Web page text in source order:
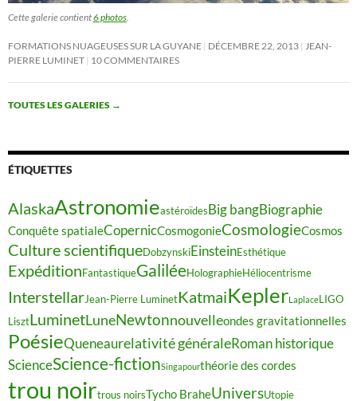
Cette galerie contient6 photos
FORMATIONS NUAGEUSES SUR LA GUYANE DÉCEMBRE 22, 2013
JEAN-
PIERRE LUMINET 10 COMMENTAIRES
TOUTES LES GALERIES →
ÉTIQUETTES
AlaskaAstronomieastéroïdesBig bangBiographie
Conquête spatialeCopernicCosmogonieCosmologieCosmos
Culture scientifiqueDobzynskiEinsteinEsthétique
ExpéditionFantastiqueGaliléeHolographieHéliocentrisme
InterstellarJean-Pierre LuminetKatmaiKeplerLaplaceLIGO
LisztLuminetLuneNewtonnouvelleondes gravitationnelles
PoésieQueneaurelativité généraleRoman historique
ScienceScience-fictionSingapourthéorie des cordes
trou noirtrous noirsTycho BraheUniversUtopie